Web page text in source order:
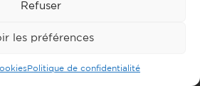
Refuser
les préférences
Politique de confidentialité